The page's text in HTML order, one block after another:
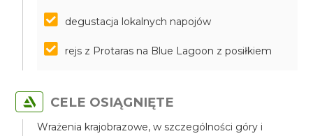
degustacja lokalnych napojów
rejs z Protaras na Blue Lagoon z posiłkiem
CELE OSIĄGNIĘTE
Wrażenia krajobrazowe, w szczególności góry i